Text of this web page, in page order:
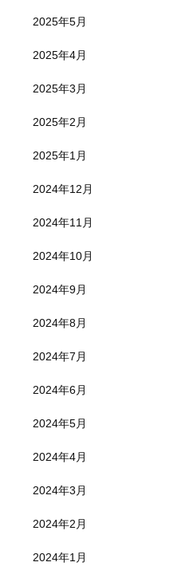
2025年5月
2025年4月
2025年3月
2025年2月
2025年1月
2024年12月
2024年11月
2024年10月
2024年9月
2024年8月
2024年7月
2024年6月
2024年5月
2024年4月
2024年3月
2024年2月
2024年1月